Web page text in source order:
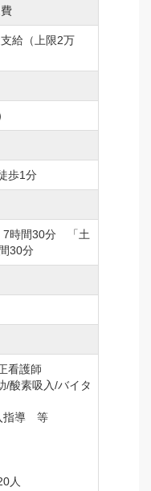
給（上限2万
歩1分
7時間30分 「土
30分
看護師
/酸素吸入/バイタ
指導 等
人